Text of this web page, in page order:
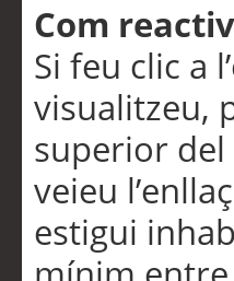
Com
Si feu clic a
visualitzeu,
superior
veieu
estigui